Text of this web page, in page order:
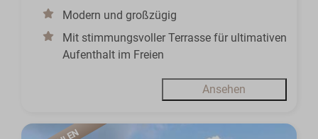
Modern und großzügig
Mit stimmungsvoller Terrasse für ultimativen
Aufenthalt im Freien
Ansehen